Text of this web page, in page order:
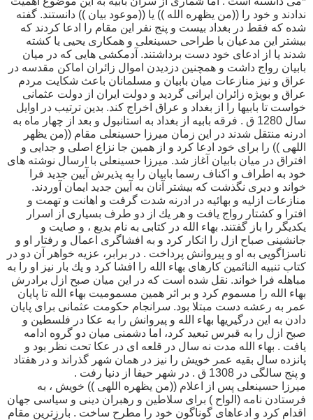
ندادند و خود را ((من يظهره الله )) يا ((موعود بيان )) دانستند. گفته
شده كه فقط در بغداد بيست و پنج نفر اين مقام را ادعا كردند كه
بيشتر اين مدعيان با طراحى حسينعلى و همكارى يحيى يا كشته
شدند يا از ادعاى خود دست برداشتند. آدمكشى هايى كه در ميان
بابيان رواج داشت و همچنين دزديدن اموال زائران اماكن مقدسه در
عراق و نيز منازعات ميان بابيان و مسلمانان باعث شكايت مردم
عراق و بويژه زائران ايرانى گرديد و دولت ايران از دولت عثمانى
خواست تا بابيها را از بغداد و عراق اخراج كند. بدين ترتيب در اوايل
سال 1280 ق . فرقه بابيه از بغداد به استانبول و بعد از چهار ماه به
ادرنه منتقل شدند در اين زمان ميرزا حسينعلى مقام ((من يظهر
اللهى )) را براى خود ادعا كرد و از همين جا نزاع اصلى و جدايى و
افتراق در ميان بابيان آغاز شد. ميرزا حسينعلى با ارسال نوشته هاى
خود به اطراف و اكناف رسما بابيان را به پذيرش آيين جديد فرا
خواند و ديرى نگذشت كه بيشتر آنان به آيين جديد ايمان آوردند.
منازعات ازليه و بهائيه در ادرنه شدت گرفت و اهانت و تهمت و
افترا و كشتار رواج يافت و هر يك از دو طرف بسيارى از اسرار
يكديگر را باز گفتند. بهاء الله در كتابى به نام بديع ، و صايت و
جانشينى صباح ازل را انكار كرد و به افشاگرى اعمال و رفتار او و
ناسزاگويى به او و پيروانش پرداخت . در برابر، عزيه خواهر آن دو در
كتاب تنبيه النائمين كارهاى بهاء الله را افشا كرد و يك بار نيز او را به
مباهله فرا خواند. نقل شده است كه در اين ميان صبح ازل برادرش
بهاء الله را مسموم كرد و بر اثر همين مسموميت بهاء الله تا پايان
عمر به رعشه دست مبتلا بود. سرانجام حكومت عثمانى براى پايان
دادن به اين درگيريها بهاء الله و پيروانش را به عكا در فلسطين و
صبح ازل را به قبرس تبعيد كرد، اما دشمنى ميان دو گروه ادامه
يافت . بهاء الله مدت نه سال در قلعه اى در عكا تحت نظر بود و
پانزده سال بقيه عمر خويش را نيز در همان شهر گذراند و در هفتاد
و پنج سالگى در 1308 ق . در شهر حيفا از دنيا رفت .
ميرزا حسينعلى پس از اعلام ((من يظهره اللهى )) خويش ، به
فرستادن نامه (الواح ) براى سلاطين و رهبران دينى و سياسى جهان
اقدام كرد و ادعاهاى گوناگون خود را مطرح ساخت . بارزترين مقام